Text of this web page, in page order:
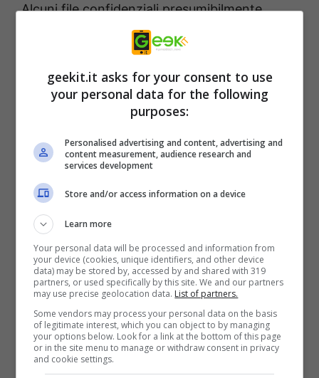
Alcuni file confidenziali presumibilmente
rubati a CNAIPIC sono stati immessi sul sito
Pastebin.Anonymous sostiene che i file sono
stati presi dai server di prova del CNAIPIC
(Centro Nazionale criminalità informatica per
la protezione delle infrastrutture critiche).
I documenti includono informazioni su uffici
pubblici come il Ministero della Difesa
degli Stati Uniti, nonché i dati sulle imprese
private Gazprom, Exxon Mobil e molti altri. La
struttura di gestione del CNAIPIC, le foto del
personale e una lunga lista di tutti i documenti
che sono stati presi dal server sono stati
messi online.Gli ufficiali della divisione
criminalità informatica in Italia ha effettuato
geekit.it asks for your consent to use
your personal data for the following
purposes:
Personalised advertising and content, advertising and
content measurement, audience research and
services development
Store and/or access information on a device
Learn more
Your personal data will be processed and information from
your device (cookies, unique identifiers, and other device
data) may be stored by, accessed by and shared with 319
partners, or used specifically by this site. We and our partners
may use precise geolocation data. List of partners.
Some vendors may process your personal data on the basis
of legitimate interest, which you can object to by managing
your options below. Look for a link at the bottom of this page
or in the site menu to manage or withdraw consent in privacy
and cookie settings.